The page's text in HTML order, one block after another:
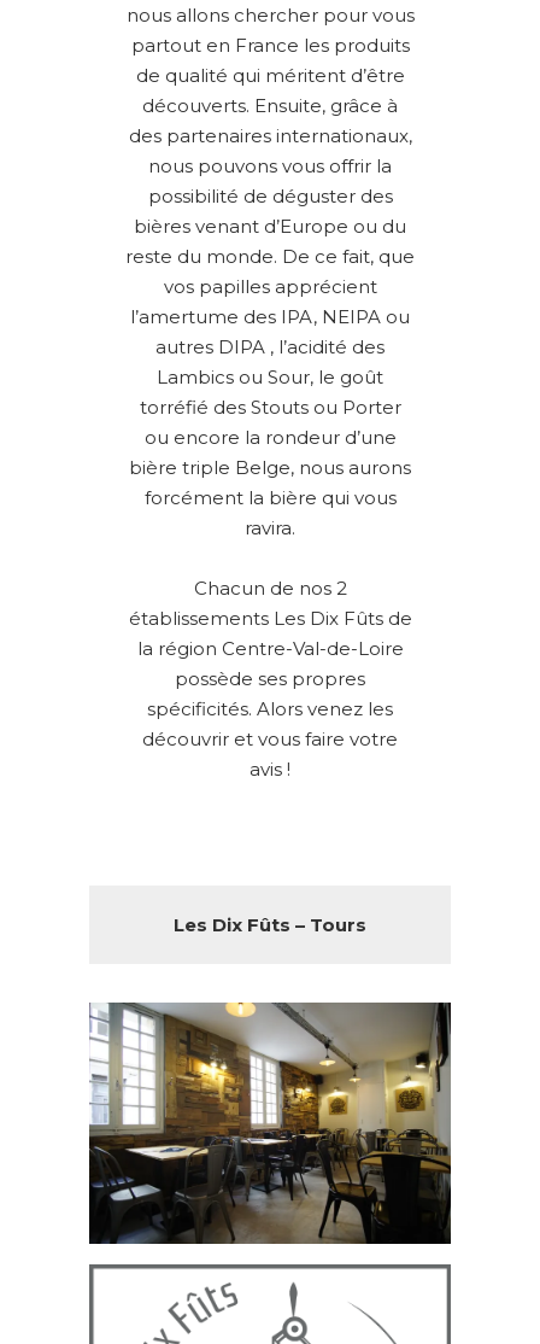
nous allons chercher pour vous
partout en France les produits
de qualité qui méritent d’être
découverts. Ensuite, grâce à
des partenaires internationaux,
nous pouvons vous offrir la
possibilité de déguster des
bières venant d’Europe ou du
reste du monde. De ce fait, que
vos papilles apprécient
l’amertume des IPA, NEIPA ou
autres DIPA , l’acidité des
Lambics ou Sour, le goût
torréfié des Stouts ou Porter
ou encore la rondeur d’une
bière triple Belge, nous aurons
forcément la bière qui vous
ravira.
Chacun de nos 2
établissements Les Dix Fûts de
la région Centre-Val-de-Loire
possède ses propres
spécificités. Alors venez les
découvrir et vous faire votre
avis !
Les Dix Fûts – Tours